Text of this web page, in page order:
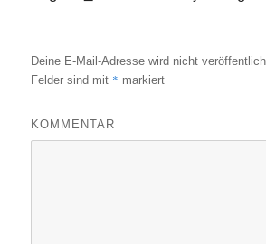
Deine E-Mail-Adresse wird nicht
Felder sind mit * markiert
KOMMENTAR